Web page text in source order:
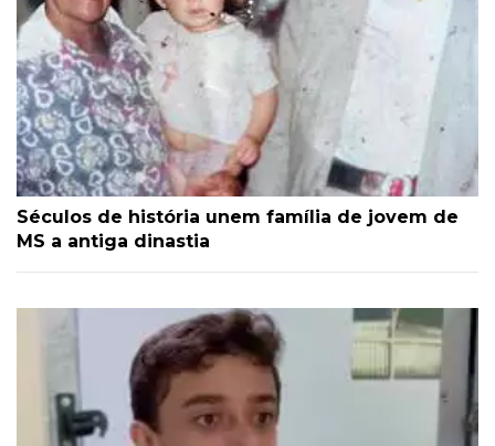
Séculos de história unem família de jovem de
MS a antiga dinastia